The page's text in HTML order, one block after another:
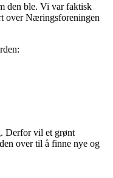
den ble. Vi var faktisk
over Næringsforeningen
Derfor vil et grønt
over til å finne nye og